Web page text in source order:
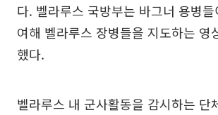
다. 벨라루스 국방부는 바그너 용병
여해 벨라루스 장병들을 지도하는 영
했다.
벨라루스 내 군사활동을 감시하는 단